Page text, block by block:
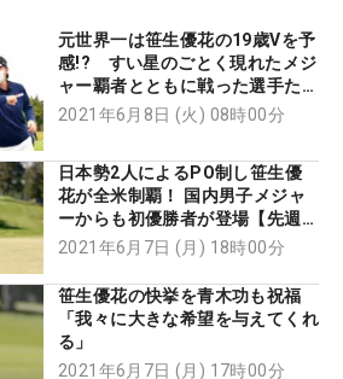
元世界一は笹生優花の19歳Vを予
感!? すい星のごとく現れたメジ
ャー覇者とともに戦った選手たち
は何と言っていた？
2021年6月8日 (火) 08時00分
日本勢2人によるPO制し笹生優
花が全米制覇！ 国内男子メジャ
ーからも初優勝者が登場【先週の
主要ツアー振り返り】
2021年6月7日 (月) 18時00分
笹生優花の快挙を青木功も祝福
「我々に大きな希望を与えてくれ
る」
2021年6月7日 (月) 17時00分